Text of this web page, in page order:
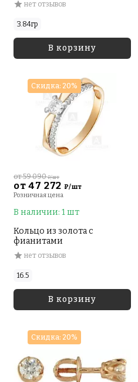
нет отзывов
3.84гр
В корзину
от 47 272 ₽/шт
от 59 090₽/шт
Розничная цена
В наличии: 1 шт
Кольцо из золота с
фианитами
нет отзывов
16.5
В корзину
Скидка: 20%
Скидка: 20%